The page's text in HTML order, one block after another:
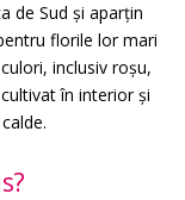
de Sud și aparțin
florile lor mari
inclusiv roșu,
în interior și